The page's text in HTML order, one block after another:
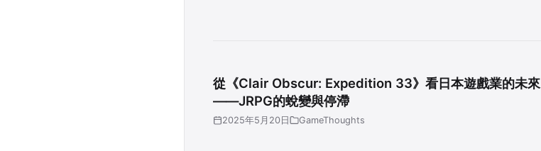
從《Clair Obscur: Expedition 33》看日本遊戲業的未來
——JRPG的蛻變與停滯
2025年5月20日 GameThoughts